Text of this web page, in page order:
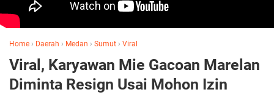
Home › Daerah › Medan › Sumut › Viral
Viral, Karyawan Mie Gacoan Marelan
Diminta Resign Usai Mohon Izin